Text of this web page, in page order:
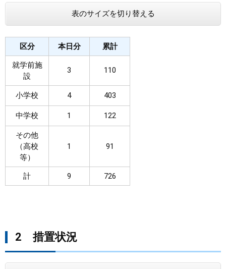
県政情報
表のサイズを切り替える
区分 本日分 累計
就学前施
設
3 110
小学校 4 403
中学校 1 122
その他
（高校
等）
1 91
計 9 726
2 措置状況